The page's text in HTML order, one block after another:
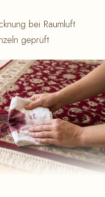
bei Raumluft
geprüft